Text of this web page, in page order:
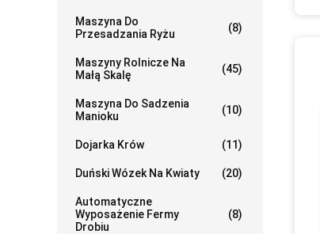
Maszyna Do
Przesadzania Ryżu
(8)
Maszyny Rolnicze Na
Małą Skalę
(45)
Maszyna Do Sadzenia
Manioku
(10)
Dojarka Krów (11)
Duński Wózek Na Kwiaty (20)
Automatyczne
Wyposażenie Fermy
Drobiu
(8)